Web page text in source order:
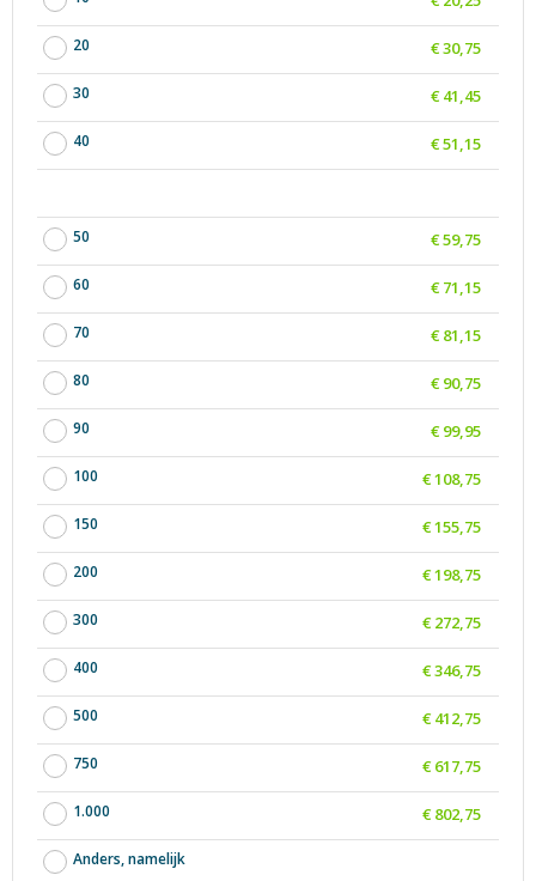
20
30
40
€ 30,75
€ 41,45
€ 51,15
50
60
70
80
90
100
150
200
300
400
500
750
1.000
Anders, namelijk
€ 59,75
€ 71,15
€ 81,15
€ 90,75
€ 99,95
€ 108,75
€ 155,75
€ 198,75
€ 272,75
€ 346,75
€ 412,75
€ 617,75
€ 802,75